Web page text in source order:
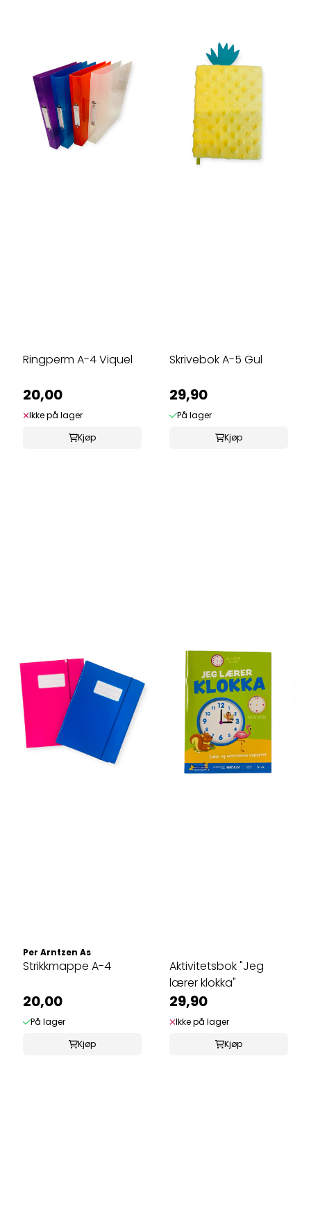
Ringperm A-4 Viquel
20,00
Ikke på lager
Kjøp
Skrivebok A-5 Gul
29,90
På lager
Kjøp
Per Arntzen As
Strikkmappe A-4
20,00
På lager
Kjøp
Aktivitetsbok "Jeg
lærer klokka"
29,90
Ikke på lager
Kjøp